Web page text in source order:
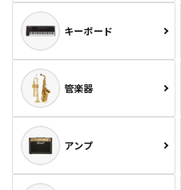
キーボード
管楽器
アンプ